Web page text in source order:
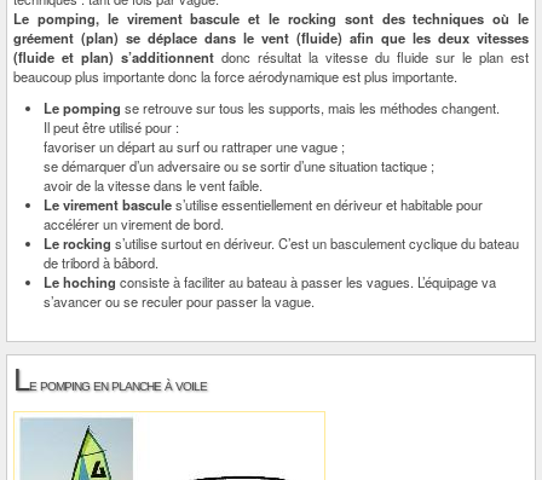
Le pomping, le virement bascule et le rocking sont des techniques où le
gréement (plan) se déplace dans le vent (fluide) afin que les deux vitesses
(fluide et plan) s’additionnent donc résultat la vitesse du fluide sur le plan est
beaucoup plus importante donc la force aérodynamique est plus importante.
Le pomping se retrouve sur tous les supports, mais les méthodes changent.
Il peut être utilisé pour :
favoriser un départ au surf ou rattraper une vague ;
se démarquer d’un adversaire ou se sortir d’une situation tactique ;
avoir de la vitesse dans le vent faible.
Le virement bascules’utilise essentiellement en dériveur et habitable pour
accélérer un virement de bord.
Le rocking s’utilise surtout en dériveur. C’est un basculement cyclique du bateau
de tribord à bâbord.
Le hoching consiste à faciliter au bateau à passer les vagues. L’équipage va
s’avancer ou se reculer pour passer la vague.
Le pomping en planche à voile